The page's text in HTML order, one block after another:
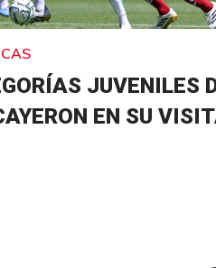
JUVENILES
EN SU